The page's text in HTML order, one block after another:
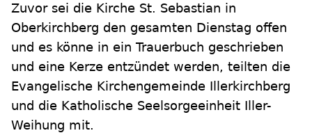
Zuvor sei die Kirche St. Sebastian in
Oberkirchberg den gesamten Dienstag offen
und es könne in ein Trauerbuch geschrieben
und eine Kerze entzündet werden, teilten die
Evangelische Kirchengemeinde Illerkirchberg
und die Katholische Seelsorgeeinheit Iller-
Weihung mit.